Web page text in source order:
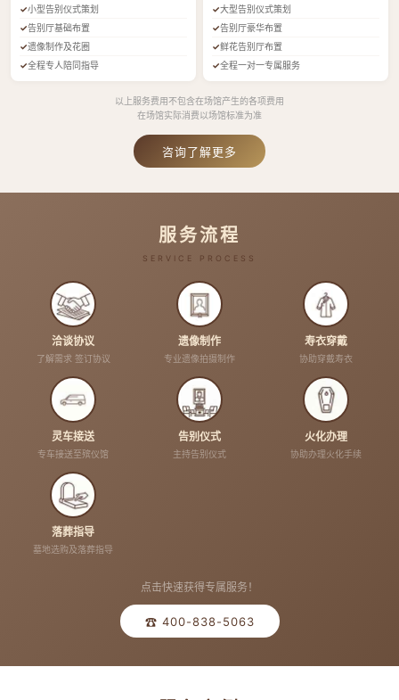
小型告别仪式策划
告别厅基础布置
遗像制作及花圈
全程专人陪同指导
大型告别仪式策划
告别厅豪华布置
鲜花告别厅布置
全程一对一专属服务
以上服务费用不包含在场馆产生的各项费用
在场馆实际消费以场馆标准为准
咨询了解更多
服务流程
SERVICE PROCESS
洽谈协议
了解需求 签订协议
遗像制作
专业遗像拍摄制作
寿衣穿戴
协助穿戴寿衣
灵车接送
专车接送至殡仪馆
告别仪式
主持告别仪式
火化办理
协助办理火化手续
落葬指导
墓地选购及落葬指导
点击快速获得专属服务！
☎ 400-838-5063